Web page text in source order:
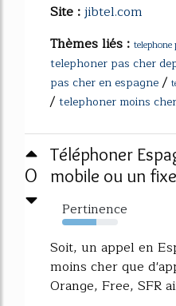
Site :jibtel.com
Thèmes liés : telephone
telephoner pas cher
pas cher en espagne/
/ telephoner moins
0
Téléphoner
mobile ou un
Pertinence
61%
Soit, un appel en
moins cher que
Orange, Free, SFR